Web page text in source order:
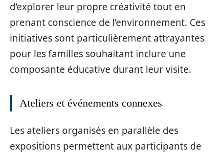
d’explorer leur propre créativité tout en
prenant conscience de l’environnement. Ces
initiatives sont particulièrement attrayantes
pour les familles souhaitant inclure une
composante éducative durant leur visite.
Ateliers et événements connexes
Les ateliers organisés en parallèle des
expositions permettent aux participants de